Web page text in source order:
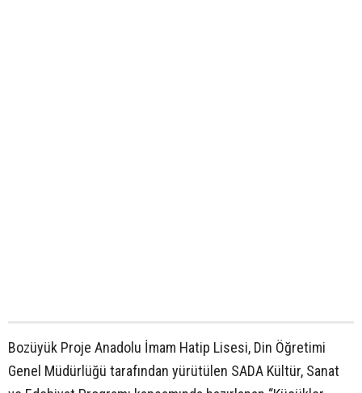
Bozüyük Proje Anadolu İmam Hatip Lisesi, Din Öğretimi
Genel Müdürlüğü tarafından yürütülen SADA Kültür, Sanat